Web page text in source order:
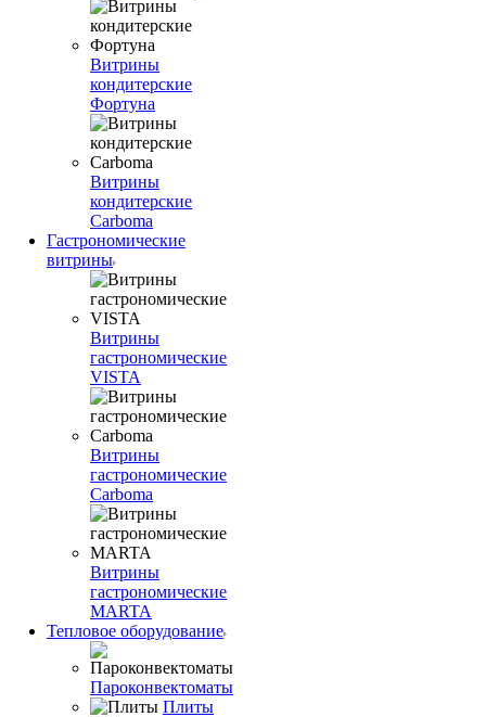
Витрины
кондитерские
Фортуна
Витрины
кондитерские
Carboma
Гастрономические
витрины
Витрины
гастрономические
VISTA
Витрины
гастрономические
Carboma
Витрины
гастрономические
MARTA
Тепловое оборудование
Пароконвектоматы
Плиты